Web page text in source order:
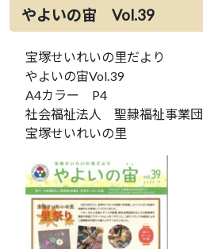
やよいの宙 Vol.39
宝塚せいれいの里だより
やよいの宙Vol.39
A4カラー P4
社会福祉法人 聖隷福祉事業団
宝塚せいれいの里